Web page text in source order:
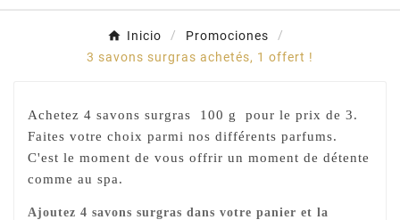
Inicio
Promociones
3 savons surgras achetés, 1 offert !
Achetez 4 savons surgras 100 g pour le prix de 3.
Faites votre choix parmi nos différents parfums.
C'est le moment de vous offrir un moment de détente
comme au spa.
Ajoutez 4 savons surgras dans votre panier et la